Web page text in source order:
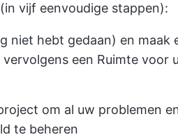
vijf eenvoudige stappen):
niet hebt gedaan) en maak
een Ruimte voor
om al uw problemen
te beheren